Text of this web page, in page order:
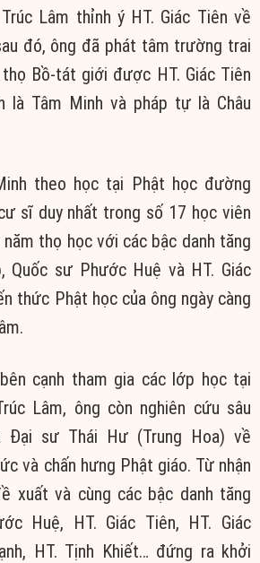
Lâm thỉnh ý HT. Giác Tiên về
đó, ông đã phát tâm trường trai
Bồ-tát giới được HT. Giác Tiên
là Tâm Minh và pháp tự là Châu
theo học tại Phật học đường
sĩ duy nhất trong số 17 học viên
thọ học với các bậc danh tăng
Quốc sư Phước Huệ và HT. Giác
thức Phật học của ông ngày càng
cạnh tham gia các lớp học tại
Lâm, ông còn nghiên cứu sâu
Đại sư Thái Hư (Trung Hoa) về
và chấn hưng Phật giáo. Từ nhận
xuất và cùng các bậc danh tăng
Huệ, HT. Giác Tiên, HT. Giác
HT. Tịnh Khiết… đứng ra khởi